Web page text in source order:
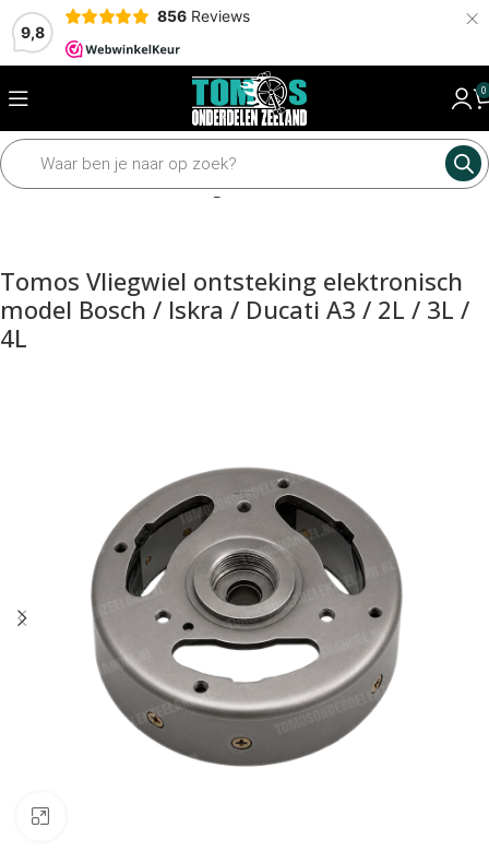
9,8
856 Reviews ×
0
Home Elektrisch Ontsteking
Tomos Vliegwiel ontsteking elektronisch
model Bosch / Iskra / Ducati A3 / 2L / 3L /
4L